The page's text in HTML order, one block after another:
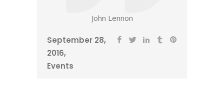
John Lennon
September 28,
2016
Events